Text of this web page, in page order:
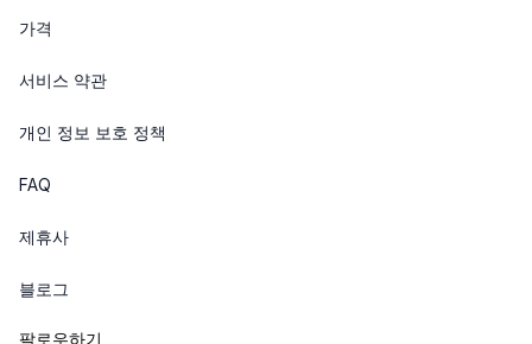
가격
서비스 약관
개인 정보 보호 정책
FAQ
제휴사
블로그
팔로우하기